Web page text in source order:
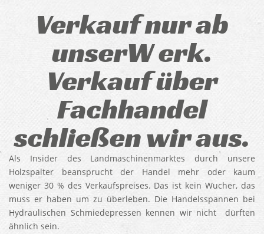
Verkauf nur ab
unserW erk.
Verkauf über
Fachhandel
schließen wir aus.
Als Insider des Landmaschinenmarktes durch unsere
Holzspalter beansprucht der Handel mehr oder kaum
weniger 30 % des Verkaufspreises. Das ist kein Wucher, das
muss er haben um zu überleben. Die Handelsspannen bei
Hydraulischen Schmiedepressen kennen wir nicht dürften
ähnlich sein.